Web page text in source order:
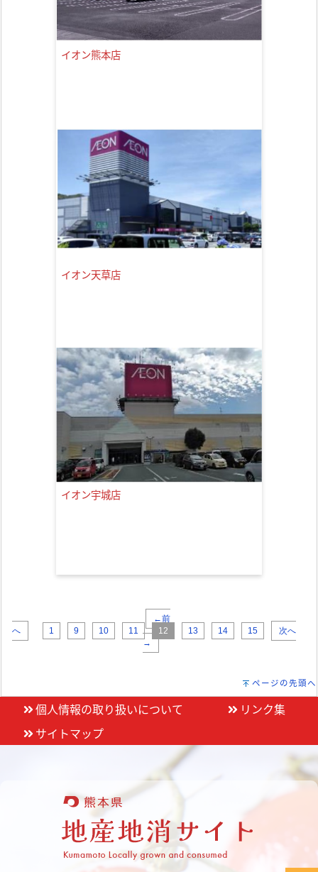
イオン熊本店
イオン天草店
イオン宇城店
←前
へ
1 9 10 11 12 13 14 15
次へ
→
ページの先頭へ
個人情報の取り扱いについて
リンク集
サイトマップ